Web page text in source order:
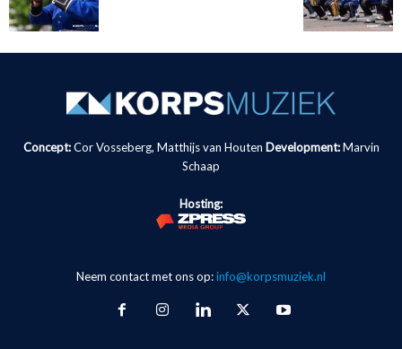
Concept:Cor Vosseberg, Matthijs van Houten Development: Marvin
Schaap
Hosting:
Neem contact met ons op:info@korpsmuziek.nl